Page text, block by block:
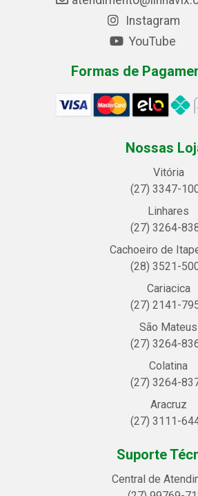
Instagram
YouTube
Formas de
Nossas
Vitória
(27) 3347-
Linhares
(27) 3264-
Cachoeiro de
(28) 3521-
Cariacica
(27) 2141-
São Mateus
(27) 3264-
Colatina
(27) 3264-
Aracruz
(27) 3111-
Suporte
Central de